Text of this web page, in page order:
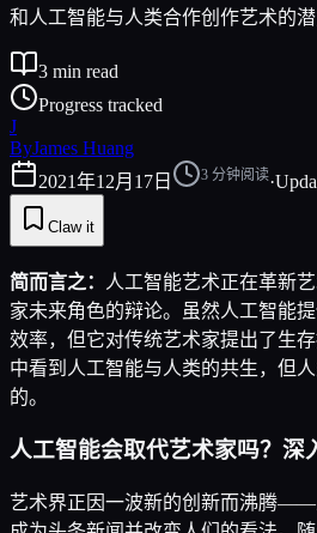
和人工智能与人类合作创作艺术的潜
3 min read
Progress tracked
J
ByJames Huang
2021年12月17日
3 分钟阅读·
Claw it
简而言之：
人工智能艺术正在革新
家未来角色的辩论。虽然人工智能
效率，但它对传统艺术家提出了生
中看到人工智能与人类的共生，但
的。
人工智能会取代艺术家吗？深
艺术界正因一波新的创新而沸腾——